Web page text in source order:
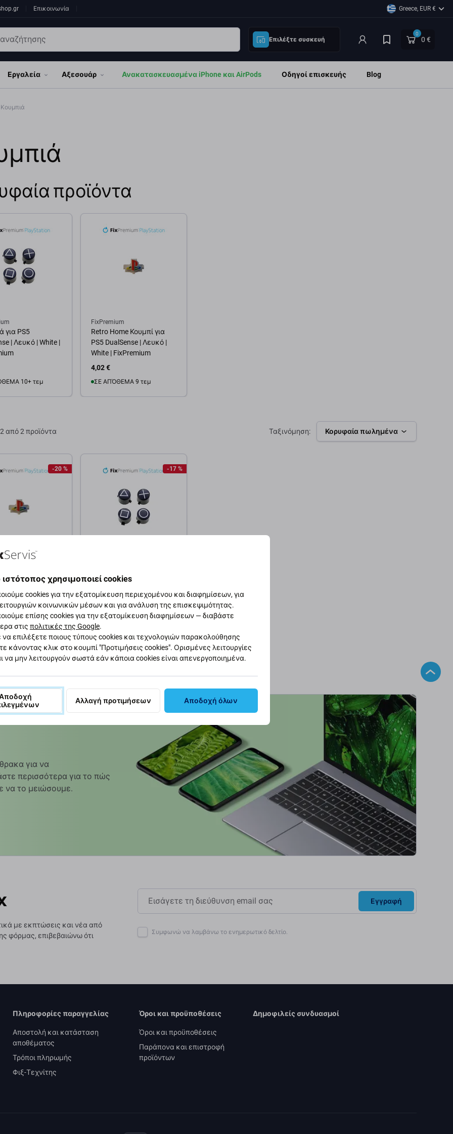
Επικοινωνία Greece, EUR €
Επιλέξτε συσκευή
0
0 €
Εργαλεία Αξεσουάρ Ανακατασκευασμένα iPhone και AirPods Οδηγοί επισκευής Blog
Κουμπιά
προϊόντα
για PS5
| Λευκό | White |
10+ τεμ
FixPremium
Retro Home Κουμπί για
PS5 DualSense | Λευκό |
White | FixPremium
4,02 €
ΣΕ ΑΠΌΘΕΜΑ 9 τεμ
2 από 2 προϊόντα Ταξινόμηση: Κορυφαία πωλημένα
-20 %
| Λευκό |
5,02 €
9 τεμ
στο καλάθι
-17 %
DualSense | Λευκό | White |
FixPremium
1 € 1,20 €
ΣΕ ΑΠΌΘΕΜΑ 10+ τεμ
Προσθήκη στο καλάθι
για να
περισσότερα για το πώς
να το μειώσουμε.
με εκπτώσεις και νέα από
φόρμας, επιβεβαιώνω ότι
Εγγραφή
Συμφωνώ να λαμβάνω το ενημερωτικό δελτίο.
Πληροφορίες παραγγελίας
Αποστολή και κατάσταση
αποθέματος
Τρόποι πληρωμής
Φιξ-Τεχνίτης
Όροι και προϋποθέσεις
Όροι και προϋποθέσεις
Παράπονα και επιστροφή
προϊόντων
Δημοφιλείς συνδυασμοί
χρησιμοποιεί cookies
cookies για την εξατομίκευση περιεχομένου και διαφημίσεων, για
κοινωνικών μέσων και για ανάλυση της επισκεψιμότητας.
επίσης cookies για την εξατομίκευση διαφημίσεων — διαβάστε
στις πολιτικές της Google.
να επιλέξετε ποιους τύπους cookies και τεχνολογιών παρακολούθησης
κάνοντας κλικ στο κουμπί "Προτιμήσεις cookies". Ορισμένες λειτουργίες
να μην λειτουργούν σωστά εάν κάποια cookies είναι απενεργοποιημένα.
Αλλαγή προτιμήσεων Αποδοχή όλων